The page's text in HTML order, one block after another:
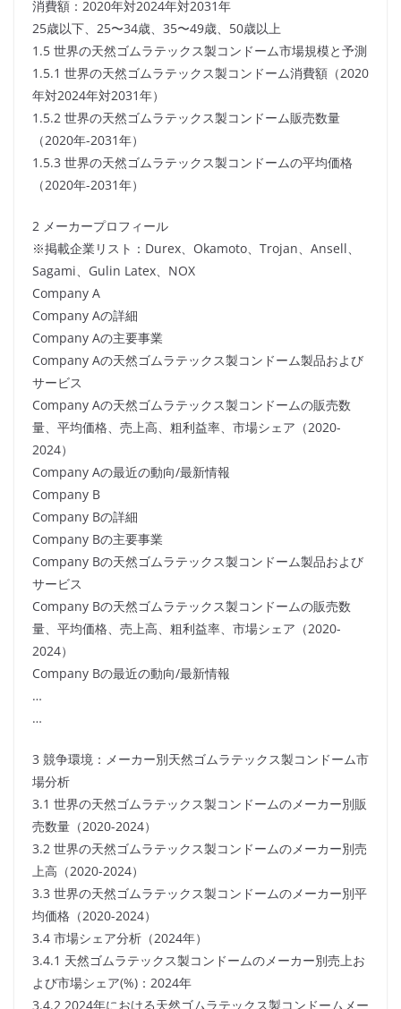
消費額：2020年対2024年対2031年
25歳以下、25〜34歳、35〜49歳、50歳以上
1.5 世界の天然ゴムラテックス製コンドーム市場規模と予測
1.5.1 世界の天然ゴムラテックス製コンドーム消費額（2020
年対2024年対2031年）
1.5.2 世界の天然ゴムラテックス製コンドーム販売数量
（2020年-2031年）
1.5.3 世界の天然ゴムラテックス製コンドームの平均価格
（2020年-2031年）
2 メーカープロフィール
※掲載企業リスト：Durex、Okamoto、Trojan、Ansell、
Sagami、Gulin Latex、NOX
Company A
Company Aの詳細
Company Aの主要事業
Company Aの天然ゴムラテックス製コンドーム製品および
サービス
Company Aの天然ゴムラテックス製コンドームの販売数
量、平均価格、売上高、粗利益率、市場シェア（2020-
2024）
Company Aの最近の動向/最新情報
Company B
Company Bの詳細
Company Bの主要事業
Company Bの天然ゴムラテックス製コンドーム製品および
サービス
Company Bの天然ゴムラテックス製コンドームの販売数
量、平均価格、売上高、粗利益率、市場シェア（2020-
2024）
Company Bの最近の動向/最新情報
…
…
3 競争環境：メーカー別天然ゴムラテックス製コンドーム市
場分析
3.1 世界の天然ゴムラテックス製コンドームのメーカー別販
売数量（2020-2024）
3.2 世界の天然ゴムラテックス製コンドームのメーカー別売
上高（2020-2024）
3.3 世界の天然ゴムラテックス製コンドームのメーカー別平
均価格（2020-2024）
3.4 市場シェア分析（2024年）
3.4.1 天然ゴムラテックス製コンドームのメーカー別売上お
よび市場シェア(%)：2024年
3.4.2 2024年における天然ゴムラテックス製コンドームメー